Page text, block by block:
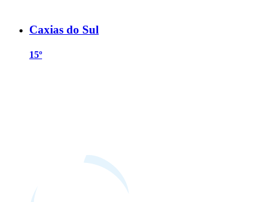
Caxias do Sul
15º